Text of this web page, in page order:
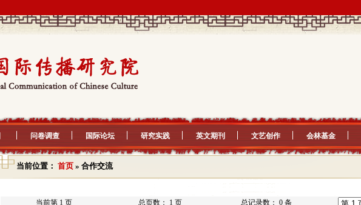
问卷调查 国际论坛 研究实践 英文期刊 文艺创作 会林基金
当前位置： 首页» 合作交流
当前第 1 页 总页数： 1 页
总记录数： 0 条